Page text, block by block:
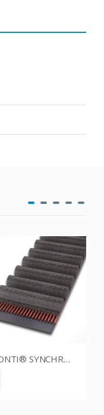
CONTI® SYNCHROBELT 76XL031